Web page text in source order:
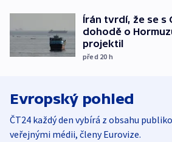
Írán tvrdí, že se s
dohodě o
projektil
před 20 h
Evropský pohled
ČT24 každý den vybírá z obsahu
veřejnými médii, členy Eurovize.